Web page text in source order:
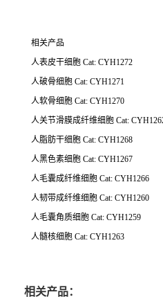
相关产品
人表皮干细胞 Cat: CYH1272
人破骨细胞 Cat: CYH1271
人软骨细胞 Cat: CYH1270
人关节滑膜成纤维细胞 Cat:
人脂肪干细胞 Cat: CYH1268
人黑色素细胞 Cat: CYH1267
人毛囊成纤维细胞 Cat: CYH1266
人韧带成纤维细胞 Cat: CYH1260
人毛囊角质细胞 Cat: CYH1259
人髓核细胞 Cat: CYH1263
相关产品：